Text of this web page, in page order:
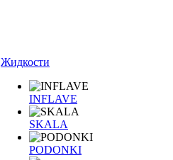
Жидкости
INFLAVE
SKALA
PODONKI